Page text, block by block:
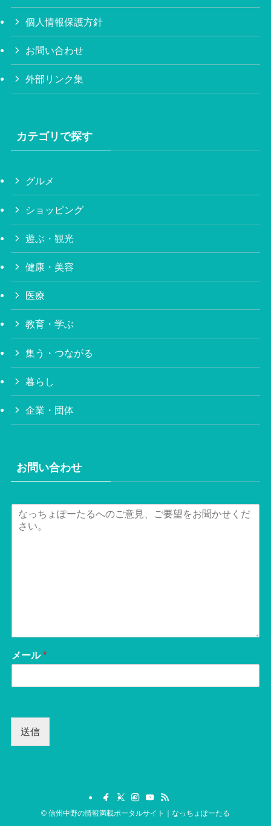
個人情報保護方針
お問い合わせ
外部リンク集
カテゴリで探す
グルメ
ショッピング
遊ぶ・観光
健康・美容
医療
教育・学ぶ
集う・つながる
暮らし
企業・団体
お問い合わせ
メール*
送信
© 信州中野の情報満載ポータルサイト｜なっちょぽーたる